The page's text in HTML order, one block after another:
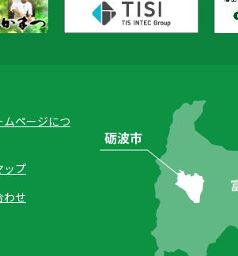
ムページにつ
ップ
わせ